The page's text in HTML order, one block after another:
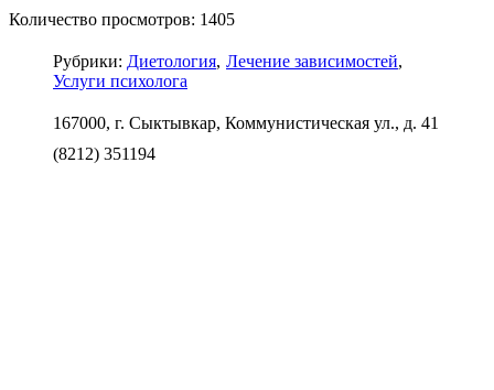
Количество просмотров: 1405
Рубрики: Диетология Лечение зависимостей
Услуги психолога
167000, г. Сыктывкар, Коммунистическая ул., д. 41
(8212) 351194